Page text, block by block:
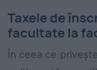
Taxele de
facultate la
În ceea ce